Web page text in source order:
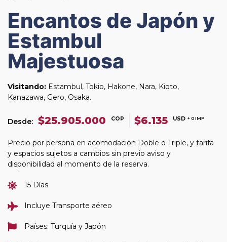
Encantos de Japón y
Estambul
Majestuosa
Visitando: Estambul, Tokio, Hakone, Nara, Kioto,
Kanazawa, Gero, Osaka.
Desde: $25.905.000 COP $6.135 USD + 0 IMP
Precio por persona en acomodación Doble o Triple, y tarifa
y espacios sujetos a cambios sin previo aviso y
disponibilidad al momento de la reserva.
15 Días
Incluye Transporte aéreo
Países: Turquía y Japón